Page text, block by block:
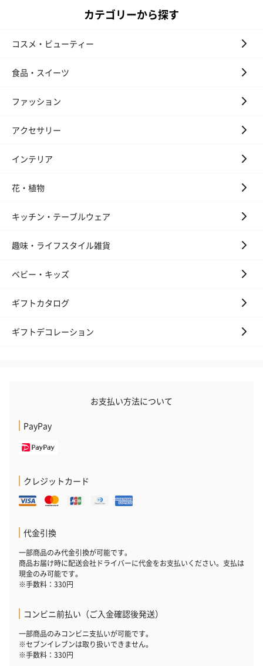
ぬいぐるみ
誕生日・記念日・出産祝いなどのシーンにおすすめです。
フラワーテディベア
テディベア（
紅茶・コーヒー・スイーツを同梱してお届けいたします。ギフト
アールグレイ（HAPPY
BIRTHDAY TO YOU）
（660円）
アールグレイティー
スイーツ
です。
ゼリーバウム カット
（レモン＆紅茶）（432
麦わらパンダバウム
カテゴリーから探す
コスメ・ビューティー
食品・スイーツ
ファッション
アクセサリー
インテリア
花・植物
キッチン・テーブルウェア
趣味・ライフスタイル雑貨
ベビー・キッズ
ギフトカタログ
ギフトデコレーション
お支払い方法について
PayPay
クレジットカード
代金引換
一部商品のみ代金引換が可能です。
商品お届け時に配送会社ドライバーに代金をお支払いください。支払は
現金のみ可能です。
※手数料：330円
コンビニ前払い（ご入金確認後発送）
一部商品のみコンビニ支払いが可能です。
※セブンイレブンは取り扱いできません。
※手数料：330円